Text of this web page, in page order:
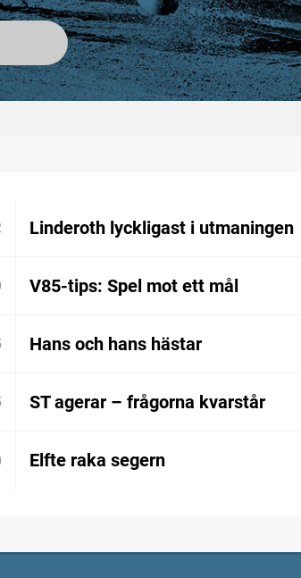
Linderoth lyckligast i utmaningen
V85-tips: Spel mot ett mål
Hans och hans hästar
ST agerar – frågorna kvarstår
Elfte raka segern